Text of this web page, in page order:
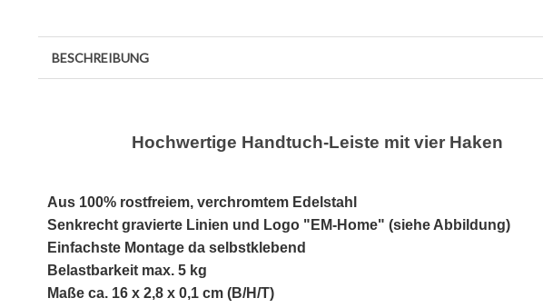
BESCHREIBUNG
Hochwertige Handtuch-Leiste mit vier Haken
Aus 100% rostfreiem, verchromtem Edelstahl
Senkrecht gravierte Linien und Logo "EM-Home" (siehe Abbildung)
Einfachste Montage da selbstklebend
Belastbarkeit max. 5 kg
Maße ca. 16 x 2,8 x 0,1 cm (B/H/T)